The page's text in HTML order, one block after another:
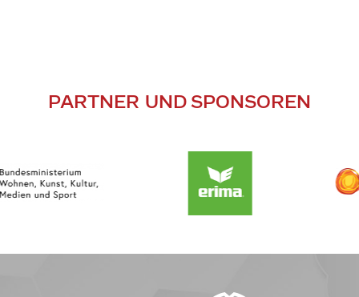
PARTNER UND SPONSOREN